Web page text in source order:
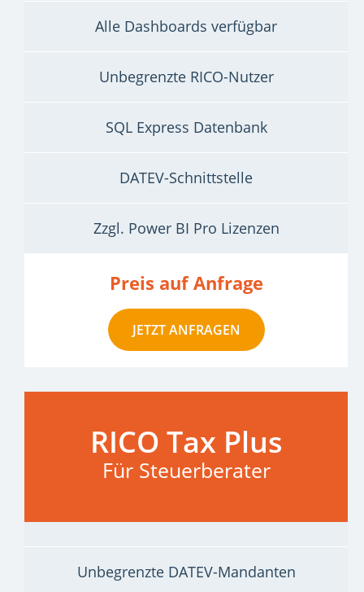
Alle Dashboards verfügbar
Unbegrenzte RICO-Nutzer
SQL Express Datenbank
DATEV-Schnittstelle
Zzgl. Power BI Pro Lizenzen
Preis auf Anfrage
JETZT ANFRAGEN
RICO Tax Plus
Für Steuerberater
Unbegrenzte DATEV-Mandanten